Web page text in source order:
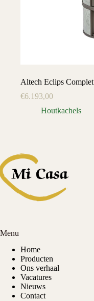
Altech Eclips Complet
€6.193,00
Houtkachels
Menu
Home
Producten
Ons verhaal
Vacatures
Nieuws
Contact